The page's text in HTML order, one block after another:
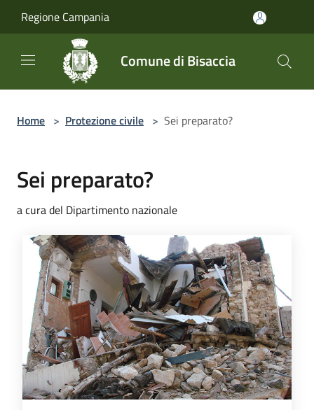
Regione Campania
Comune di Bisaccia
Home > Protezione civile > Sei preparato?
Sei preparato?
a cura del Dipartimento nazionale